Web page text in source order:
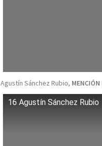
Agustín Sánchez Rubio,
16 Agustín Sánchez Rubio